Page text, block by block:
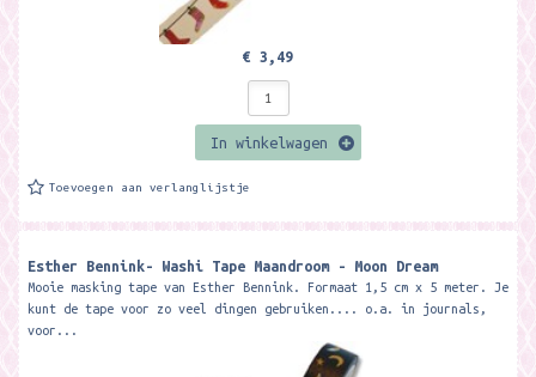
€ 3,49
In winkelwagen
Toevoegen aan verlanglijstje
Esther Bennink- Washi Tape Maandroom - Moon Dream
Mooie masking tape van Esther Bennink. Formaat 1,5 cm x 5 meter. Je
kunt de tape voor zo veel dingen gebruiken.... o.a. in journals,
voor...